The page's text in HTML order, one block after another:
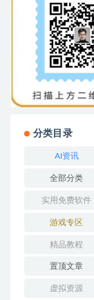
分类目录
AI资讯
全部分类
实用免费软件
游戏专区
精品教程
置顶文章
虚拟资源